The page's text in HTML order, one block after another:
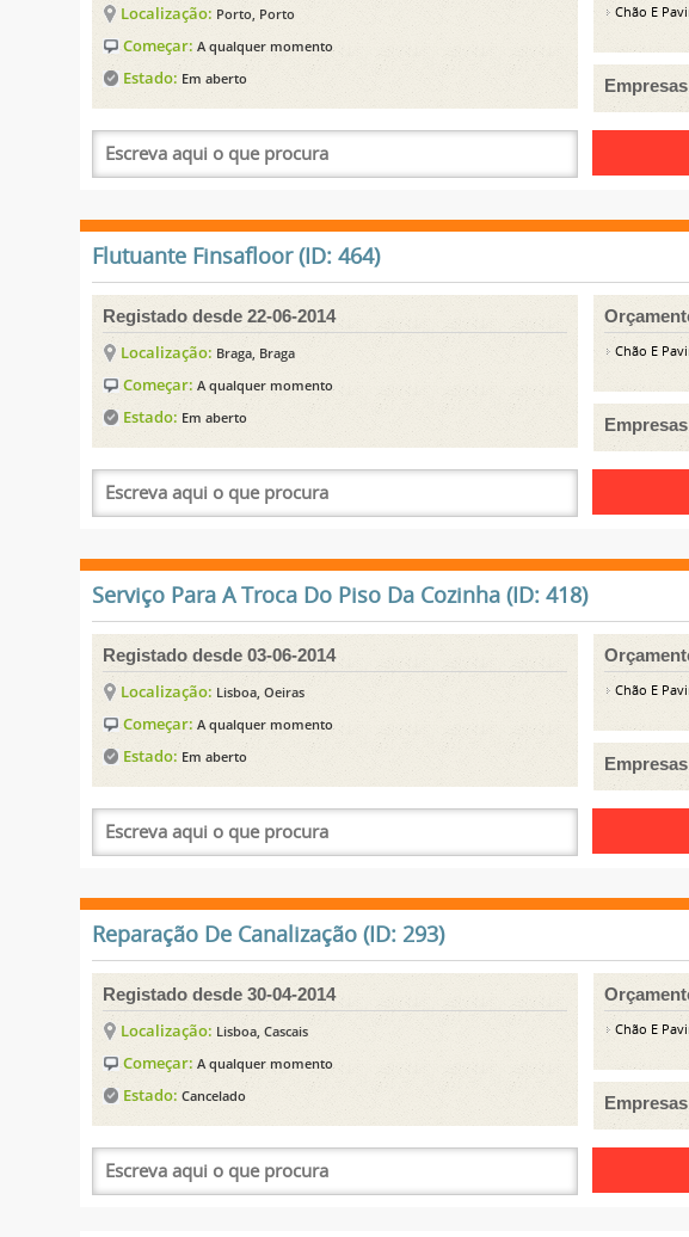
Localização: Porto, Porto
Começar:A qualquer momento
Estado: Em aberto
Chão E
Flutuante Finsafloor (ID: 464)
Registado desde 22-06-2014
Localização: Braga, Braga
Começar:A qualquer momento
Estado: Em aberto
Chão E
Serviço Para A Troca Do Piso Da Cozinha (ID: 418)
Registado desde 03-06-2014
Localização: Lisboa, Oeiras
Começar:A qualquer momento
Estado: Em aberto
Chão E
Reparação De Canalização (ID: 293)
Registado desde 30-04-2014
Localização: Lisboa, Cascais
Começar:A qualquer momento
Estado:Cancelado
Chão E